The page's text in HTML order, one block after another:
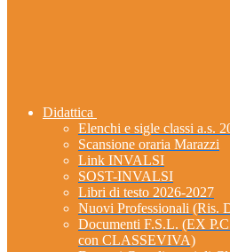
Didattica
Elenchi e sigle classi a.s.
Scansione oraria Marazzi
Link INVALSI
SOST-INVALSI
Libri di testo 2026-2027
Nuovi Professionali (Ris.
Documenti F.S.L. (EX
con CLASSEVIVA)